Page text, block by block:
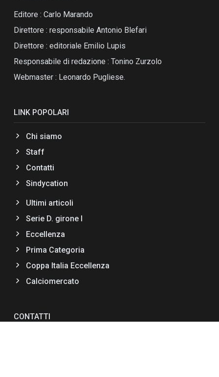
Editore : Carlo Marando
Direttore : responsabile Antonio Blefari
Direttore : editoriale Emilio Lupis
Responsabile di redazione : Tonino Zurzolo
Webmaster : Leonardo Pugliese.
LINK POPOLARI
Chi siamo
Staff
Contatti
Sindycation
Ultimi articoli
Serie D. girone I
Eccellenza
Prima Categoria
Coppa Italia Eccellenza
Calciomercato
CONTATTI